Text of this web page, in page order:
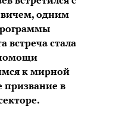
одним
встреча стала
к мирной
призвание в